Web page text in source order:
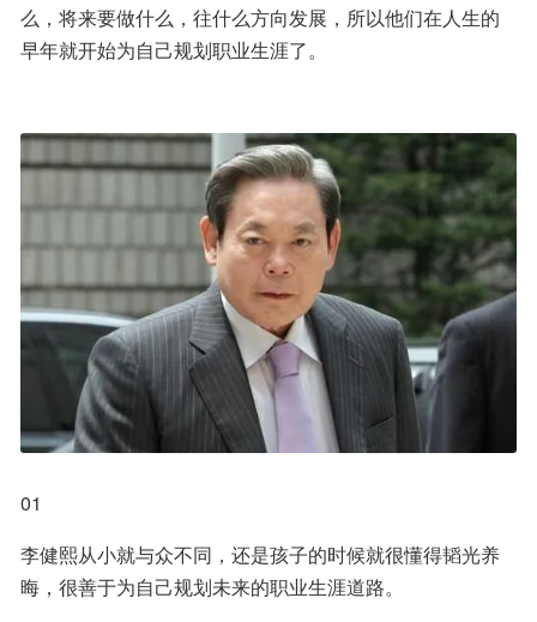
么，将来要做什么，往什么方向发展，所以他们在人生的
早年就开始为自己规划职业生涯了。
01
李健熙从小就与众不同，还是孩子的时候就很懂得韬光养
晦，很善于为自己规划未来的职业生涯道路。